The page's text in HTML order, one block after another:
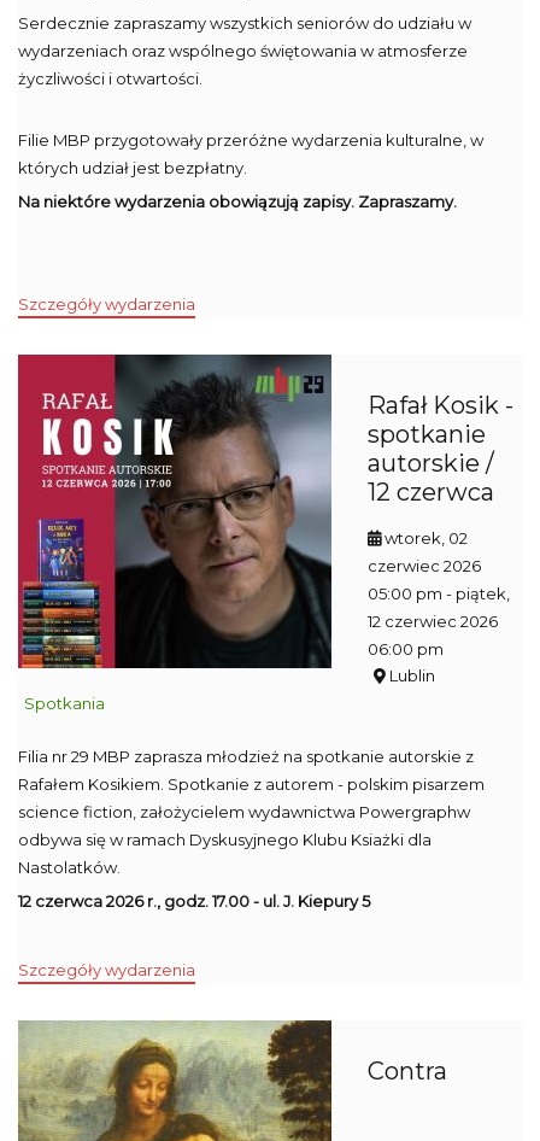
Serdecznie zapraszamy wszystkich seniorów do udziału w
wydarzeniach oraz wspólnego świętowania w atmosferze
życzliwości i otwartości.
Filie MBP przygotowały przeróżne wydarzenia kulturalne, w
których udział jest bezpłatny.
Na niektóre wydarzenia obowiązują zapisy. Zapraszamy.
Szczegóły wydarzenia
Rafał Kosik -
spotkanie
autorskie /
12 czerwca
wtorek, 02
czerwiec 2026
05:00 pm - piątek,
12 czerwiec 2026
06:00 pm
Lublin
Spotkania
Filia nr 29 MBP zaprasza młodzież na spotkanie autorskie z
Rafałem Kosikiem. Spotkanie z autorem - polskim pisarzem
science fiction, założycielem wydawnictwa Powergraphw
odbywa się w ramach Dyskusyjnego Klubu Ksiażki dla
Nastolatków.
12 czerwca 2026 r., godz. 17.00 - ul. J. Kiepury 5
Szczegóły wydarzenia
Contra